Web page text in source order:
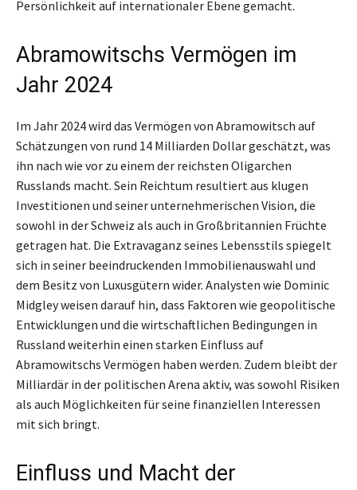
Persönlichkeit auf internationaler Ebene gemacht.
Abramowitschs Vermögen im
Jahr 2024
Im Jahr 2024 wird das Vermögen von Abramowitsch auf
Schätzungen von rund 14 Milliarden Dollar geschätzt, was
ihn nach wie vor zu einem der reichsten Oligarchen
Russlands macht. Sein Reichtum resultiert aus klugen
Investitionen und seiner unternehmerischen Vision, die
sowohl in der Schweiz als auch in Großbritannien Früchte
getragen hat. Die Extravaganz seines Lebensstils spiegelt
sich in seiner beeindruckenden Immobilienauswahl und
dem Besitz von Luxusgütern wider. Analysten wie Dominic
Midgley weisen darauf hin, dass Faktoren wie geopolitische
Entwicklungen und die wirtschaftlichen Bedingungen in
Russland weiterhin einen starken Einfluss auf
Abramowitschs Vermögen haben werden. Zudem bleibt der
Milliardär in der politischen Arena aktiv, was sowohl Risiken
als auch Möglichkeiten für seine finanziellen Interessen
mit sich bringt.
Einfluss und Macht der